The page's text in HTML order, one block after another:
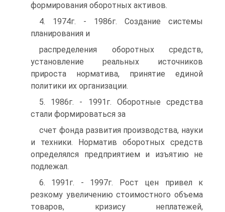
формирования оборотных активов.
4. 1974г. - 1986г. Создание системы
планирования и
распределения оборотных средств,
установление реальных источников
прироста норматива, принятие единой
политики их организации.
5. 1986г. - 1991г. Оборотные средства
стали формироваться за
счет фонда развития производства, науки
и техники. Норматив оборотных средств
определялся предприятием и изъятию не
подлежал.
6. 1991г. - 1997г. Рост цен привел к
резкому увеличению стоимостного объема
товаров, кризису неплатежей,